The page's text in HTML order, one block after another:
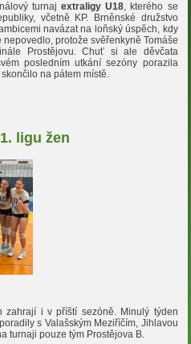
turnajextraligy U18, kterého se
včetně KP. Brněnské družstvo
navázat na loňský úspěch, kdy
protože svěřenkyně Tomáše
Prostějovu. Chuť si ale děvčata
posledním utkání sezóny porazila
na pátem místě.
ligu žen
zahrají i v příští sezóně. Minulý týden
s Valašským Meziříčím, Jihlavou
turnaji pouze tým Prostějova B.